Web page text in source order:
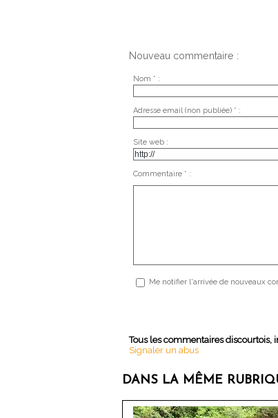
Nouveau commentaire :
Nom * :
Adresse email (non publiée) * :
Site web :
Commentaire * :
Me notifier l'arrivée de nouveaux
Tous les commentaires
Signaler un abus
DANS LA MÊME